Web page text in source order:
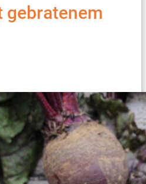
gebratenem